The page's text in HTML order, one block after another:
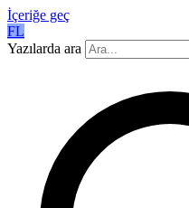
İçeriğe geç
FL
Yazılarda ara